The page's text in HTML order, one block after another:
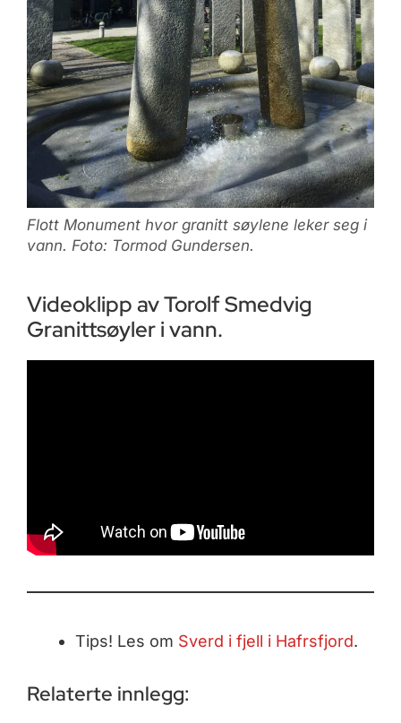
Flott Monument hvor granitt søylene leker seg i
vann. Foto: Tormod Gundersen.
Videoklipp av Torolf Smedvig
Granittsøyler i vann.
Tips! Les om Sverd i fjell i Hafrsfjord.
Relaterte innlegg: